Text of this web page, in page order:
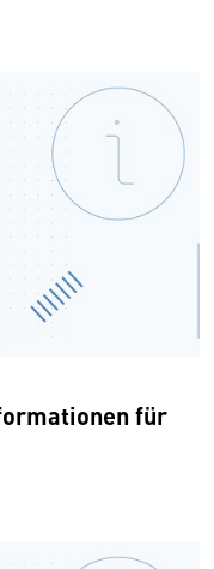
für